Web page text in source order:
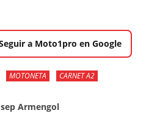
a Moto1pro en Google
MOTONETA CARNET A2
Armengol